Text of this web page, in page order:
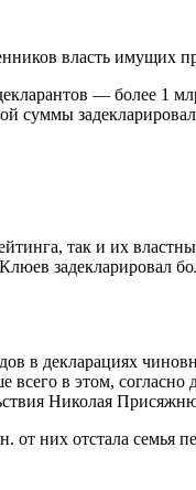
власть имущих
— более 1
суммы
так и их
задекларировал
в декларациях
в этом, согласно
Николая
от них отстала семья